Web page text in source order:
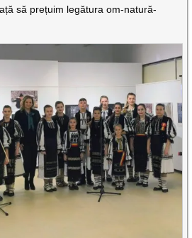
să prețuim legătura om-natură-